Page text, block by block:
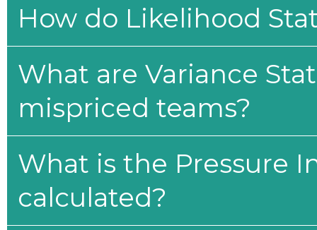
How do Likelihood
What are Variance
mispriced teams?
What is the Pressure
calculated?